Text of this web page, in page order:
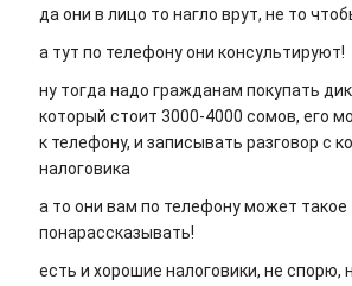
да они в лицо то нагло врут, не то
а тут по телефону они консультируют!
ну тогда надо гражданам покупать
который стоит 3000-4000 сомов, его
к телефону, и записывать разговор с
налоговика
а то они вам по телефону может такое
понарассказывать!
есть и хорошие налоговики, не спорю,